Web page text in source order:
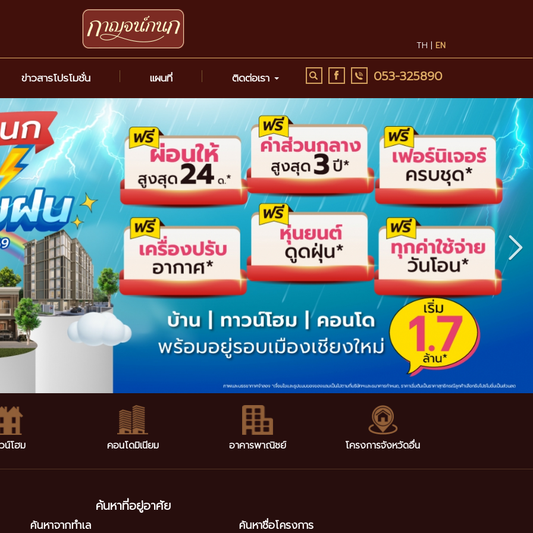
TH | EN
ข่าวสารโปรโมชั่น แผนที่ ติดต่อเรา 053-325890
น์โฮม คอนโดมิเนียม อาคารพาณิชย์ โครงการจังหวัดอื่น
ค้นหาที่อยู่อาศัย
ค้นหาจากทำเล ค้นหาชื่อโครงการ